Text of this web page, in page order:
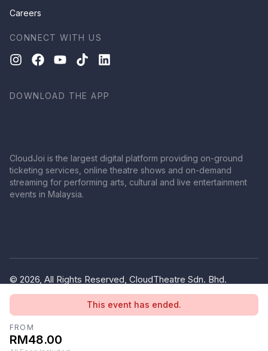
This event has ended.
FROM
RM48.00
Careers
CONNECT WITH US
DOWNLOAD THE APP
CloudJoi is the largest digital platform providing on-ground
ticketing services, online theatre shows and on-demand
streaming for performing arts, cultural and live entertainment
events in Malaysia.
© 2026, All Rights Reserved, CloudTheatre Sdn. Bhd.
(1380445-V)
Terms of Use